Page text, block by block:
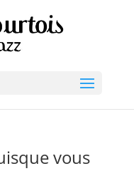
vous